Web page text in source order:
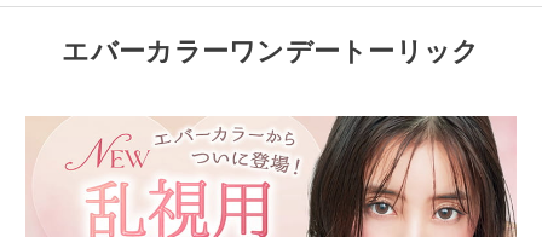
エバーカラーワンデートーリック